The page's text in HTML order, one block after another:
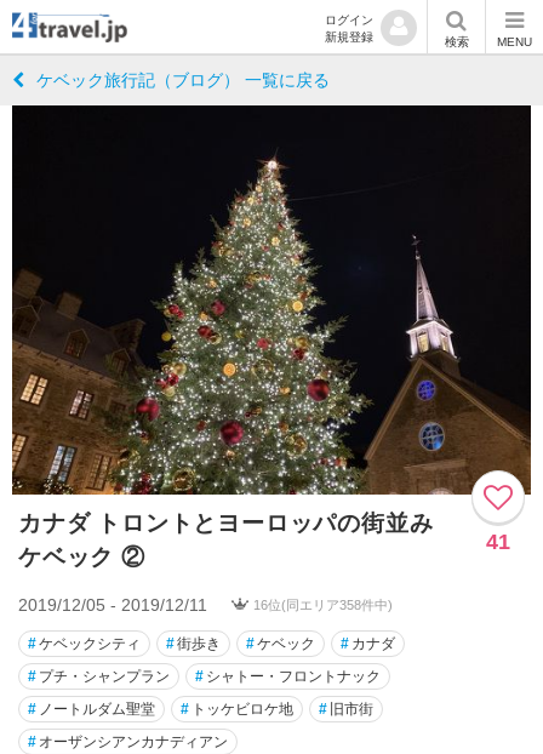
ログイン
新規登録
検索 MENU
ケベック旅行記（ブログ） 一覧に戻る
カナダ トロントとヨーロッパの街並み
ケベック ②
41
2019/12/05 - 2019/12/11 16位(同エリア358件中)
#ケベックシティ #街歩き #ケベック # カナダ
# プチ・シャンプラン # シャトー・フロントナック
# ノートルダム聖堂 # トッケビロケ地 # 旧市街
# オーザンシアンカナディアン